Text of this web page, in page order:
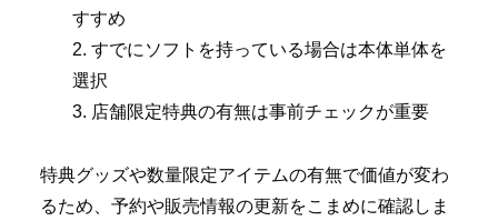
すすめ
2. すでにソフトを持っている場合は本体単体を
選択
3. 店舗限定特典の有無は事前チェックが重要
特典グッズや数量限定アイテムの有無で価値が変わ
るため、予約や販売情報の更新をこまめに確認しま